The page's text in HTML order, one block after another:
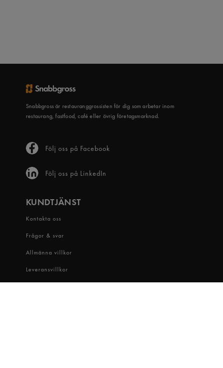
Snabbgross är restauranggrossisten för dig som arbetar inom
restaurang, fastfood, café eller övrig företagsmarknad.
Följ oss på Facebook
Följ oss på LinkedIn
KUNDTJÄNST
Kontakta oss
Frågor & svar
Allmänna villkor
Leveransvillkor